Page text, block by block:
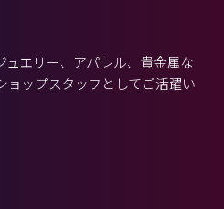
ュエリー、アパレル、貴金属な
ョップスタッフとしてご活躍い